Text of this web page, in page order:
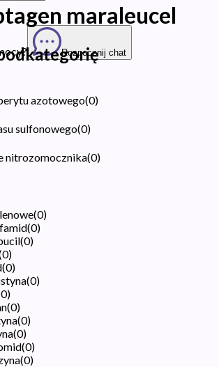
Rozpocznij chat
maraleucel
azotowego(0)
sulfonowego(0)
nitrozomocznika(0)
(0)
(0)
(0)
0)
(0)
(0)
0)
(0)
(0)
(0)
(0)
(0)